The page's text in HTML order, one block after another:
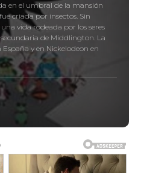
en el umbral de la mansión
criada por insectos. Sin
vida rodeada por los seres
de Middlington. La
España y en Nickelodeon en